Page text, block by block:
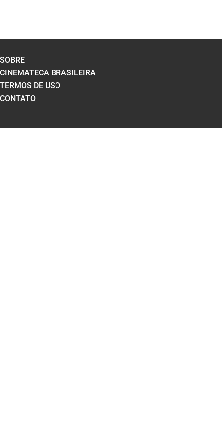
SOBRE
CINEMATECA BRASILEIRA
TERMOS DE USO
CONTATO